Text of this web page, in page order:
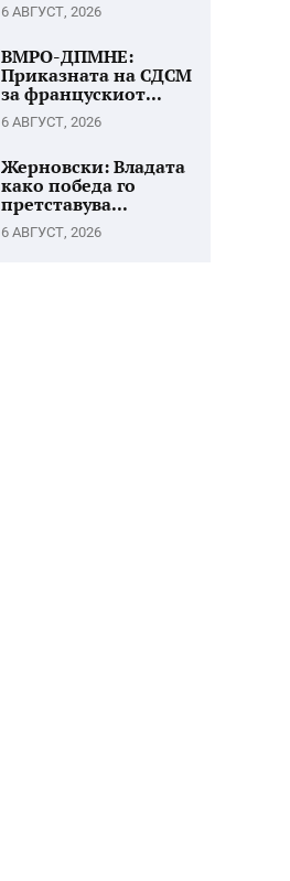
6 АВГУСТ, 2026
ВМРО-ДПМНЕ:
Приказната на СДСМ
за францускиот...
6 АВГУСТ, 2026
Жерновски: Владата
како победа го
претставува...
6 АВГУСТ, 2026